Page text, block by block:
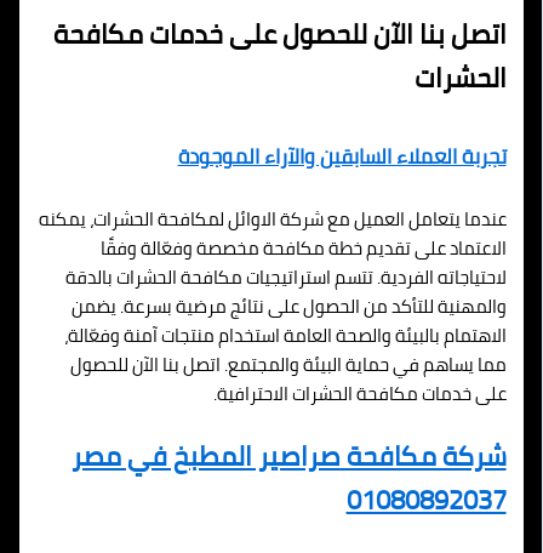
اتصل بنا الآن للحصول على خدمات مكافحة
الحشرات
تجربة العملاء السابقين والآراء الموجودة
عندما يتعامل العميل مع شركة الاوائل لمكافحة الحشرات، يمكنه
الاعتماد على تقديم خطة مكافحة مخصصة وفعّالة وفقًا
لاحتياجاته الفردية. تتسم استراتيجيات مكافحة الحشرات بالدقة
والمهنية للتأكد من الحصول على نتائج مرضية بسرعة. يضمن
الاهتمام بالبيئة والصحة العامة استخدام منتجات آمنة وفعّالة،
مما يساهم في حماية البيئة والمجتمع. اتصل بنا الآن للحصول
على خدمات مكافحة الحشرات الاحترافية.
شركة مكافحة صراصير المطبخ في مصر
01080892037